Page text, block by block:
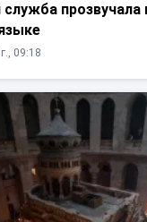
служба прозвучала
09:18